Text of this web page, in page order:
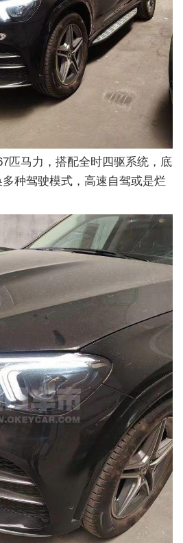
匹马力，搭配全时四驱系统，底
种驾驶模式，高速自驾或是烂